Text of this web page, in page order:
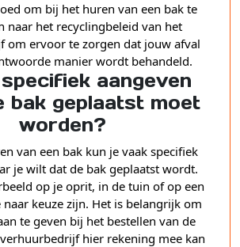
om bij het huren van een bak te
naar het recyclingbeleid van het
om ervoor te zorgen dat jouw afval
manier wordt behandeld.
aangeven
bak geplaatst moet
worden?
van een bak kun je vaak specifiek
je wilt dat de bak geplaatst wordt.
op je oprit, in de tuin of op een
keuze zijn. Het is belangrijk om
te geven bij het bestellen van de
hier rekening mee kan